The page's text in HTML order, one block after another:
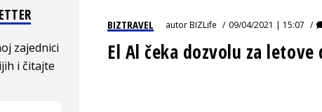
BIZTRAVEL autorBIZLife 09/04/2021 | 15:07
El Al čeka dozvolu za letove
zajednici
i čitajte